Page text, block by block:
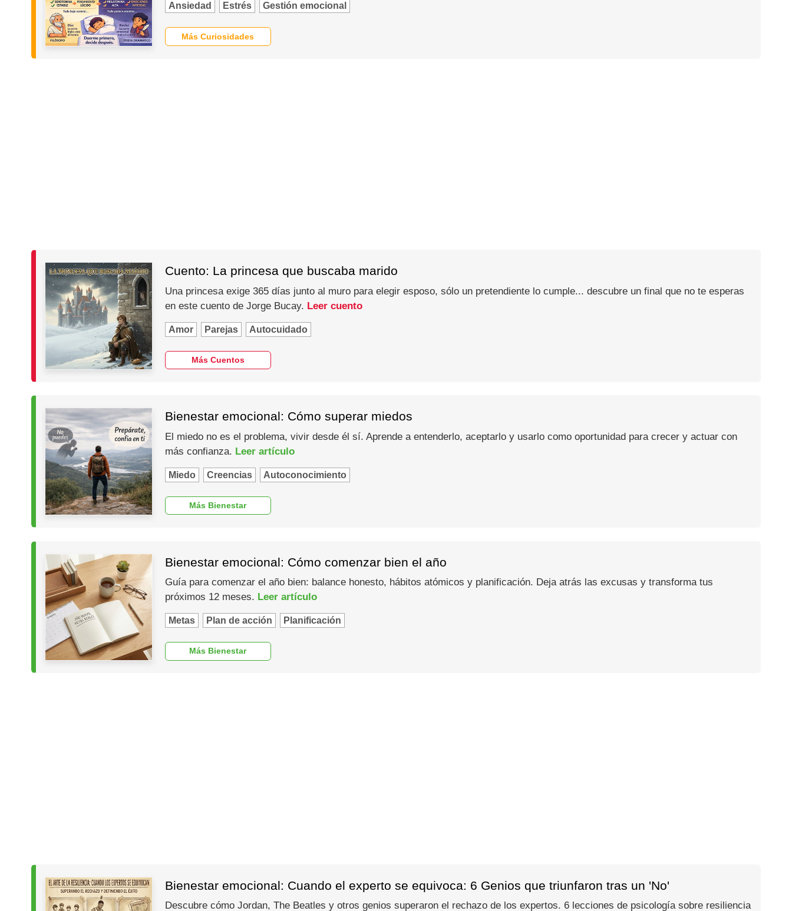
Ansiedad Estrés Gestión emocional
Más Curiosidades
Cuento: La princesa que buscaba marido
Una princesa exige 365 días junto al muro para elegir esposo, sólo un pretendiente lo cumple... descubre un final que no te esperas
en este cuento de Jorge Bucay. Leer cuento
Amor Parejas Autocuidado
Más Cuentos
Bienestar emocional: Cómo superar miedos
El miedo no es el problema, vivir desde él sí. Aprende a entenderlo, aceptarlo y usarlo como oportunidad para crecer y actuar con
más confianza. Leer artículo
Miedo Creencias Autoconocimiento
Más Bienestar
Bienestar emocional: Cómo comenzar bien el año
Guía para comenzar el año bien: balance honesto, hábitos atómicos y planificación. Deja atrás las excusas y transforma tus
próximos 12 meses. Leer artículo
Metas Plan de acción Planificación
Más Bienestar
Bienestar emocional: Cuando el experto se equivoca: 6 Genios que triunfaron tras un 'No'
Descubre cómo Jordan, The Beatles y otros genios superaron el rechazo de los expertos. 6 lecciones de psicología sobre resiliencia